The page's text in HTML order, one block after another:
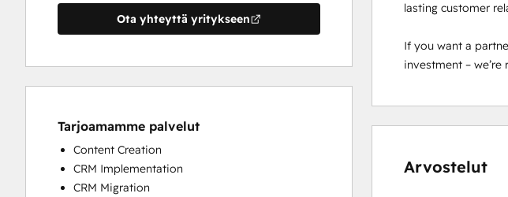
Ota yhteyttä yritykseen
Tarjoamamme palvelut
Content Creation
CRM Implementation
CRM Migration
lasting customer
If you want a
investment – we’re
Arvostelut